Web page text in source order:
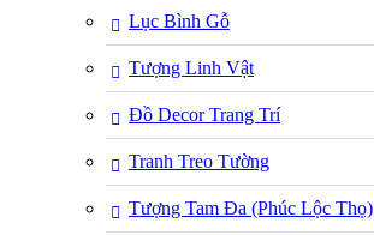
Lục Bình Gỗ
Tượng Linh Vật
Đồ Decor Trang Trí
Tranh Treo Tường
Tượng Tam Đa (Phúc Lộc Thọ)